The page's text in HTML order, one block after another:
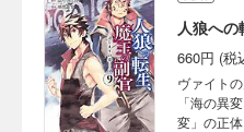
人狼へ
660円 (税
ヴァイト
「海の異
変」の正